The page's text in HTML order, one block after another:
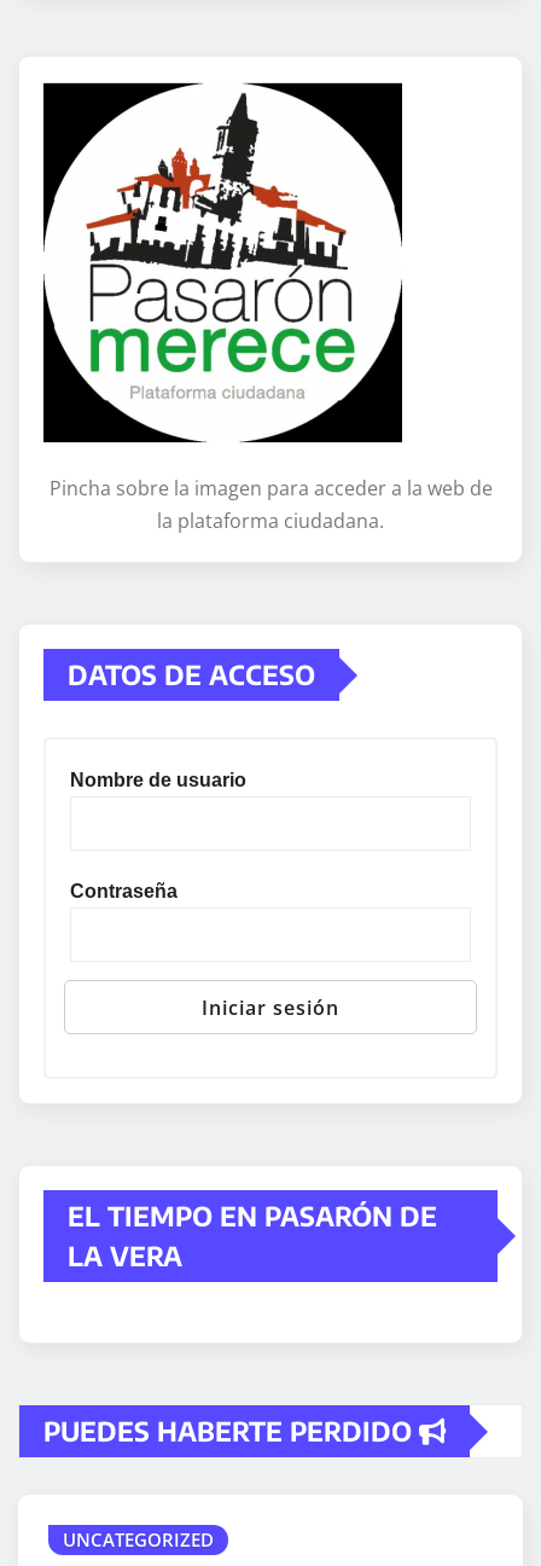
Pincha sobre la imagen para acceder a la web de
la plataforma ciudadana.
DATOS DE ACCESO
Nombre de usuario
Contraseña
EL TIEMPO EN PASARÓN DE
LA VERA
PUEDES HABERTE PERDIDO
UNCATEGORIZED